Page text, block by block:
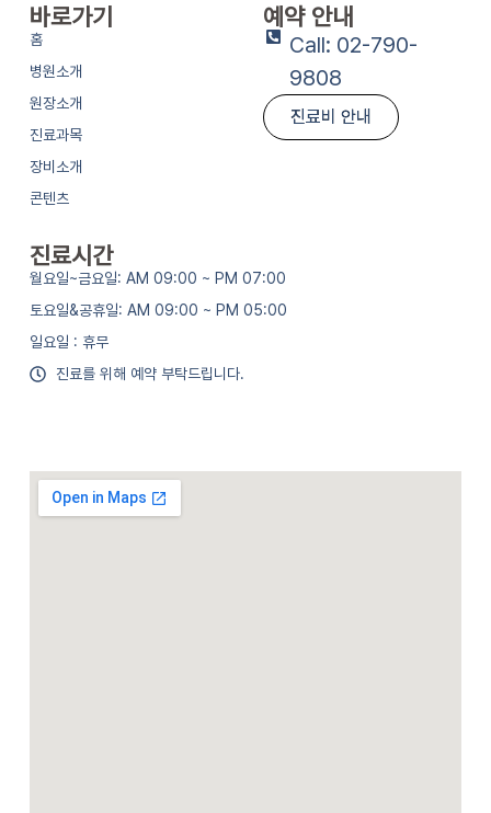
바로가기
홈
병원소개
원장소개
진료과목
장비소개
콘텐츠
예약 안내
Call: 02-790-
9808
진료비 안내
진료시간
월요일~금요일: AM 09:00 ~ PM 07:00
토요일&공휴일: AM 09:00 ~ PM 05:00
일요일 : 휴무
진료를 위해 예약 부탁드립니다.